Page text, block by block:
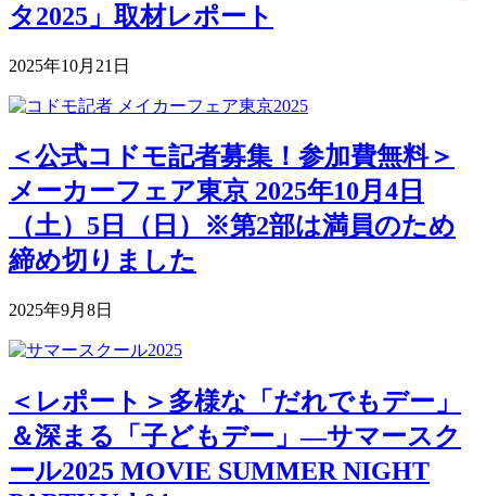
タ2025」取材レポート
2025年10月21日
＜公式コドモ記者募集！参加費無料＞
メーカーフェア東京 2025年10月4日
（土）5日（日）※第2部は満員のため
締め切りました
2025年9月8日
＜レポート＞多様な「だれでもデー」
＆深まる「子どもデー」―サマースク
ール2025 MOVIE SUMMER NIGHT